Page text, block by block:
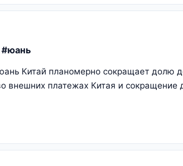
#юань
Китай планомерно сокращает долю
внешних платежах Китая и